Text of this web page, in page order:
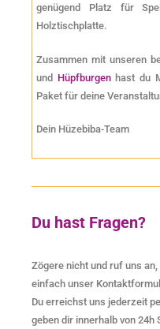
genügend Platz für
Holztischplatte.
Zusammen mit unseren
und Hüpfburgenhast du
Paket für deine
Dein Hüzebiba-Team
Du hast Fragen?
Zögere nicht und ruf uns
einfach unser
Du erreichst uns jederzeit
geben dir innerhalb von 24h